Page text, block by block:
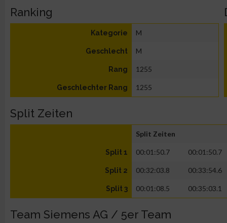
Ranking
Kategorie M
Geschlecht M
Rang 1255
Geschlechter Rang 1255
Split Zeiten
Split Zeiten
Split 1 00:01:50.7 00:01:50.7
Split 2 00:32:03.8 00:33:54.6
Split 3 00:01:08.5 00:35:03.1
Team Siemens AG / 5er Team